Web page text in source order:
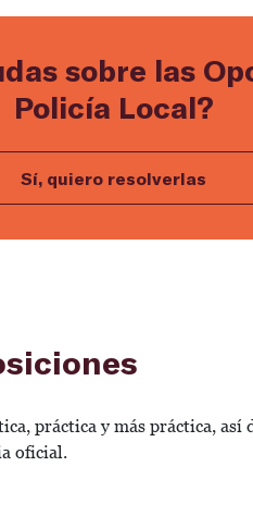
sobre las
Policía Local?
Sí, quiero resolverlas
práctica y más práctica,
oficial.